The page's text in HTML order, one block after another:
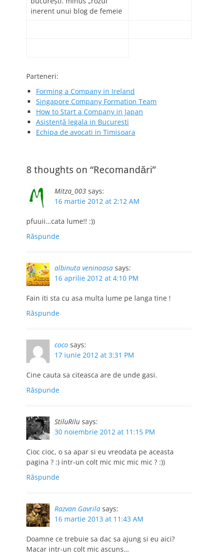
inerent unui blog de femeie
Parteneri:
Forming a Company in Ireland
Singapore Company Formation Team
How to Start a Company in Japan
Asistență legala in Bucuresti
Echipa de avocati in Timisoara
8 thoughts on “Recomandări”
Mitza_003 says:
16 martie 2012 at 2:12 AM
pfuuii…cata lume!! :))
Răspunde
albinuta veninoasa says:
16 aprilie 2012 at 4:10 PM
Fain iti sta cu asa multa lume pe langa tine !
Răspunde
coco says:
17 iunie 2012 at 3:31 PM
Cine cauta sa citeasca are de unde gasi.
Răspunde
StiluRilu says:
30 noiembrie 2012 at 11:15 PM
Cioc cioc, o sa apar si eu vreodata pe aceasta
pagina ? :) intr-un colt mic mic mic mic ? :))
Răspunde
Razvan Gavrila says:
16 martie 2013 at 11:43 AM
Doamne ce trebuie sa dac sa ajung si eu aici?
Macar intr-un colt mic ascuns…